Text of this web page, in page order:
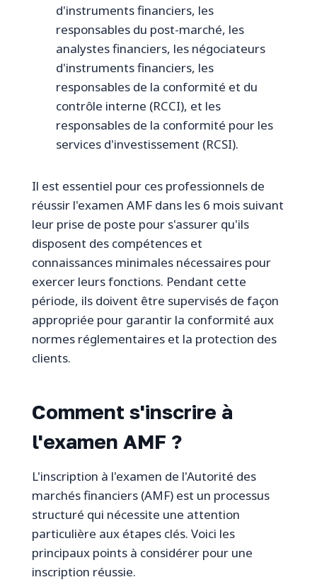
d'instruments financiers, les
responsables du post-marché, les
analystes financiers, les négociateurs
d'instruments financiers, les
responsables de la conformité et du
contrôle interne (RCCI), et les
responsables de la conformité pour les
services d'investissement (RCSI).
Il est essentiel pour ces professionnels de
réussir l'examen AMF dans les 6 mois suivant
leur prise de poste pour s'assurer qu'ils
disposent des compétences et
connaissances minimales nécessaires pour
exercer leurs fonctions. Pendant cette
période, ils doivent être supervisés de façon
appropriée pour garantir la conformité aux
normes réglementaires et la protection des
clients.
Comment s'inscrire à
l'examen AMF ?
L'inscription à l'examen de l'Autorité des
marchés financiers (AMF) est un processus
structuré qui nécessite une attention
particulière aux étapes clés. Voici les
principaux points à considérer pour une
inscription réussie.